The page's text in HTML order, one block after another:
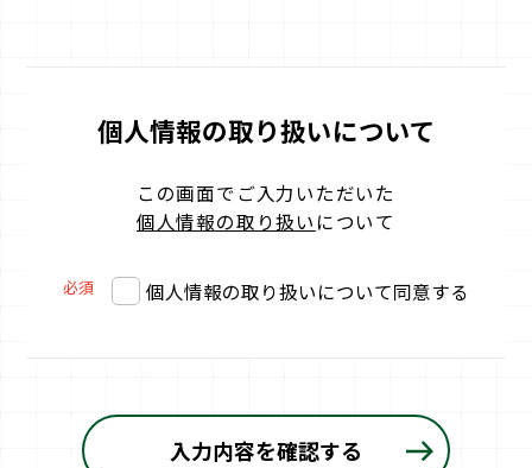
個人情報の取り扱いについて
この画面でご入力いただいた
個人情報の取り扱い について
必須 個人情報の取り扱いについて同意する
入力内容を確認する